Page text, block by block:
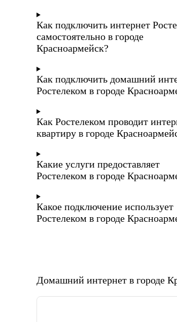
Как подключить интернет
самостоятельно в городе
Красноармейск?
Как подключить домашний
Ростелеком в городе
Как Ростелеком проводит
квартиру в городе
Какие услуги предоставляет
Ростелеком в городе
Какое подключение использует
Ростелеком в городе
Домашний интернет в городе